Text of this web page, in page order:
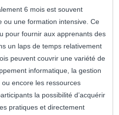
6 mois est souvent
ou une formation intensive. Ce
pour fournir aux apprenants des
un laps de temps relativement
peuvent couvrir une variété de
informatique, la gestion
encore les ressources
la possibilité d’acquérir
pratiques et directement